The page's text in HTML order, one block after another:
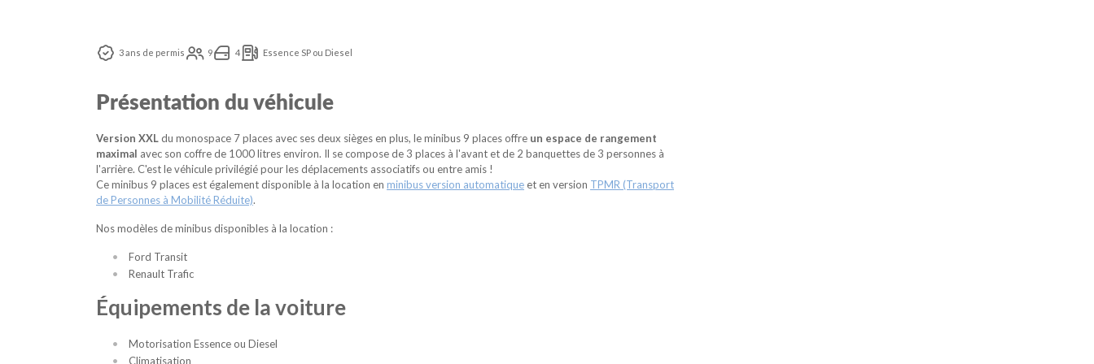
3 ans de permis 9 4 Essence SP ou Diesel
Présentation du véhicule
Version XXL du monospace 7 places avec ses deux sièges en plus, le minibus 9 places offre un espace de rangement
maximal avec son coffre de 1000 litres environ. Il se compose de 3 places à l'avant et de 2 banquettes de 3 personnes à
l'arrière. C'est le véhicule privilégié pour les déplacements associatifs ou entre amis !
Ce minibus 9 places est également disponible à la location en minibus version automatique et en version TPMR (Transport
de Personnes à Mobilité Réduite).
Nos modèles de minibus disponibles à la location :
Ford Transit
Renault Trafic
Équipements de la voiture
Motorisation Essence ou Diesel
Climatisation